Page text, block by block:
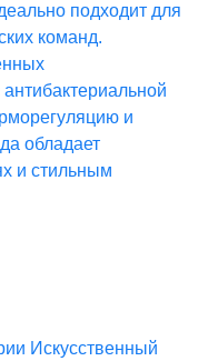
подходит для
команд.
и
обладает
и стильным
Искусственный